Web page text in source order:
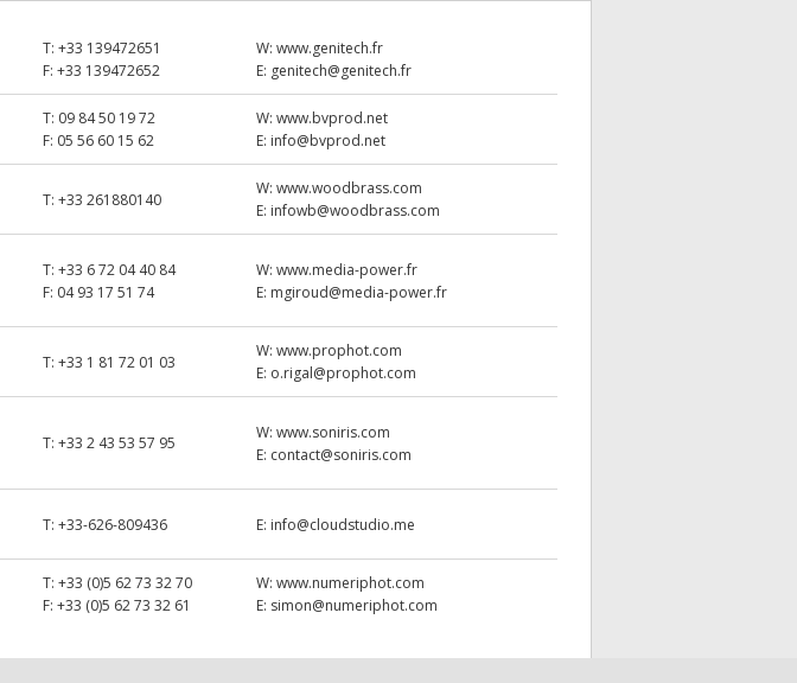
T:+33 139472651
F:+33 139472652
W:www.genitech.fr
E: genitech@genitech.fr
T: 09 84 50 19 72
F: 05 56 60 15 62
W:www.bvprod.net
E: info@bvprod.net
T:+33 261880140
W:www.woodbrass.com
E: infowb@woodbrass.com
T:+33 6 72 04 40 84
F: 04 93 17 51 74
W:www.media-power.fr
E: mgiroud@media-power.fr
T:+33 1 81 72 01 03
W:www.prophot.com
E: o.rigal@prophot.com
T:+33 2 43 53 57 95
W:www.soniris.com
E: contact@soniris.com
T:+33-626-809436 E: info@cloudstudio.me
T:+33 (0)5 62 73 32 70
F:+33 (0)5 62 73 32 61
W:www.numeriphot.com
E: simon@numeriphot.com